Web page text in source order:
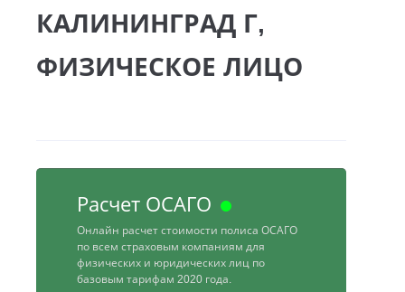
КАЛИНИНГРАД Г,
ФИЗИЧЕСКОЕ ЛИЦО
Расчет ОСАГО
Онлайн расчет стоимости полиса ОСАГО
по всем страховым компаниям для
физических и юридических лиц по
базовым тарифам 2020 года.